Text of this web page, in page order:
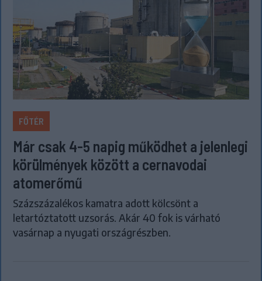
FŐTÉR
Már csak 4-5 napig működhet a jelenlegi
körülmények között a cernavodai
atomerőmű
Százszázalékos kamatra adott kölcsönt a
letartóztatott uzsorás. Akár 40 fok is várható
vasárnap a nyugati országrészben.